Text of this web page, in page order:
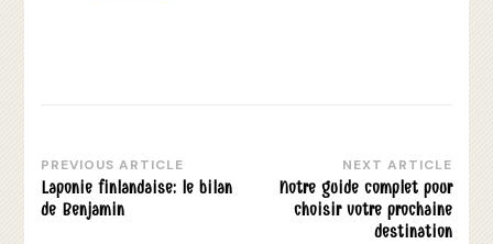
Post
Navigation
PREVIOUS ARTICLE
Laponie finlandaise: le bilan
de Benjamin
NEXT ARTICLE
Notre guide complet pour
choisir votre prochaine
destination